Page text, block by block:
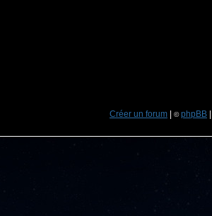
Créer un forum © phpBB